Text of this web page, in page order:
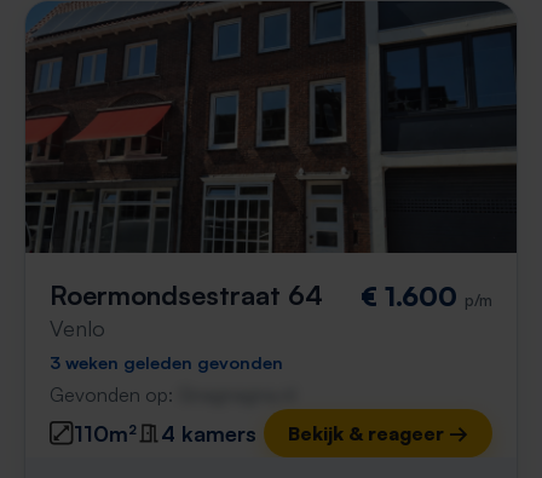
Roermondsestraat 64
Venlo
€ 1.600 p/m
3 weken geleden gevonden
Gevonden op:
110m² 4 kamers Bekijk & reageer →